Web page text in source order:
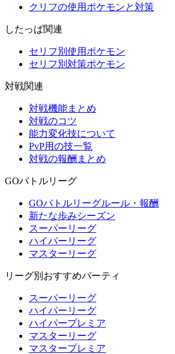
クリフの使用ポケモンと対策
したっぱ関連
セリフ別使用ポケモン
セリフ別対策ポケモン
対戦関連
対戦機能まとめ
対戦のコツ
能力変化技について
PvP用の技一覧
対戦の報酬まとめ
GOバトルリーグ
GOバトルリーグルール・報酬
新たな歩みシーズン
スーパーリーグ
ハイパーリーグ
マスターリーグ
リーグ別おすすめパーティ
スーパーリーグ
ハイパーリーグ
ハイパープレミア
マスターリーグ
マスタープレミア